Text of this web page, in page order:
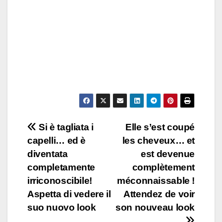
Post
navigation
Elle s’est coupé
les cheveux… et
est devenue
complètement
méconnaissable !
Attendez de voir
son nouveau look
Si è tagliata i
capelli… ed è
diventata
completamente
irriconoscibile!
Aspetta di vedere il
suo nuovo look